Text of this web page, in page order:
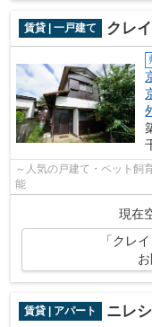
賃貸 | 一戸建て クレ
～人気の戸建て・ペット
能
現在
「クレ
賃貸 | アパート ニレ